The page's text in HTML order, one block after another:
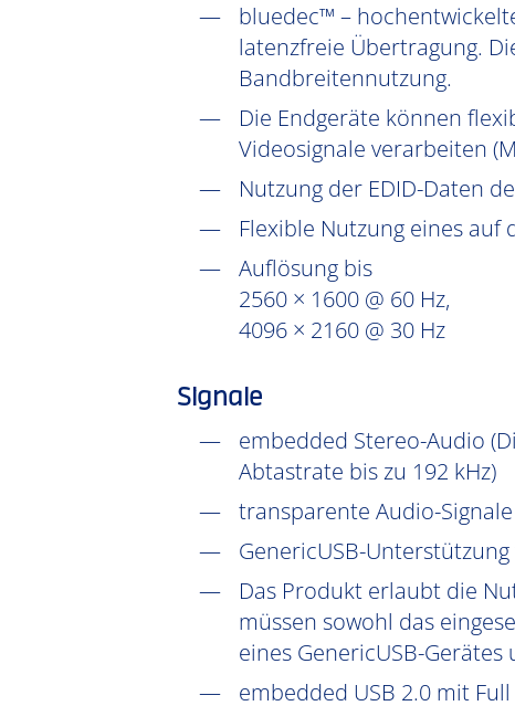
bluedec™ –
latenzfreie Übertragung.
Bandbreitennutzung.
Die Endgeräte können
Videosignale verarbeiten
Nutzung der EDID-Daten
Flexible Nutzung eines
Auflösung bis
2560 × 1600 @ 60 Hz,
4096 × 2160 @ 30 Hz
Signale
embedded Stereo-Audio
Abtastrate bis zu 192 kHz)
transparente Audio-
GenericUSB-
Das Produkt erlaubt die
müssen sowohl das
eines GenericUSB-
embedded USB 2.0 mit